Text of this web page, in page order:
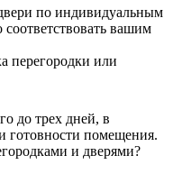
по индивидуальным
вашим
перегородки или
до трех дней, в
готовности помещения.
и дверями?